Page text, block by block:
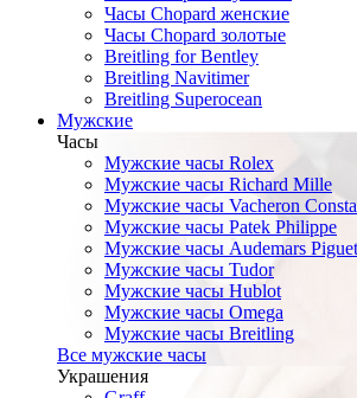
Часы Сhopard женские
Часы Сhopard золотые
Breitling for Bentley
Breitling Navitimer
Breitling Superocean
Мужские
Часы
Мужские часы Rolex
Мужские часы Richard Mille
Мужские часы Vacheron
Мужские часы Patek Philippe
Мужские часы Audemars Piguet
Мужские часы Tudor
Мужские часы Hublot
Мужские часы Omega
Мужские часы Breitling
Все мужские часы
Украшения